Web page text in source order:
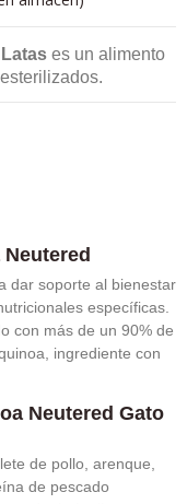
es un alimento
dar soporte al bienestar
específicas.
con más de un 90% de
ingrediente con
Neutered Gato
de pollo, arenque,
de pescado